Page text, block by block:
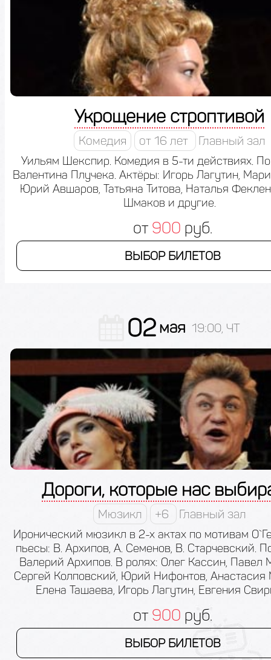
Укрощение строптивой
Комедия от 16 лет Главный зал
Уильям Шекспир. Комедия в 5-ти действиях.
Валентина Плучека. Актёры: Игорь Лагутин,
Юрий Авшаров, Татьяна Титова, Наталья
Шмаков и другие.
от 900 руб.
ВЫБОР БИЛЕТОВ
02мая 19:00, ЧТ
Дороги, которые нас
Мюзикл +6 Главный зал
Иронический мюзикл в 2-х актах по мотивам
пьесы: В. Архипов, А. Семенов, В. Старчевский.
Валерий Архипов. В ролях: Олег Кассин, Павел
Сергей Колповский, Юрий Нифонтов,
Елена Ташаева, Игорь Лагутин, Евгения
от 900 руб.
ВЫБОР БИЛЕТОВ